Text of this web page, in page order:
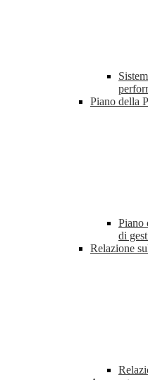
Piano della
Piano
di
Relazione